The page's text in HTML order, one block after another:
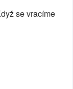
se vracíme